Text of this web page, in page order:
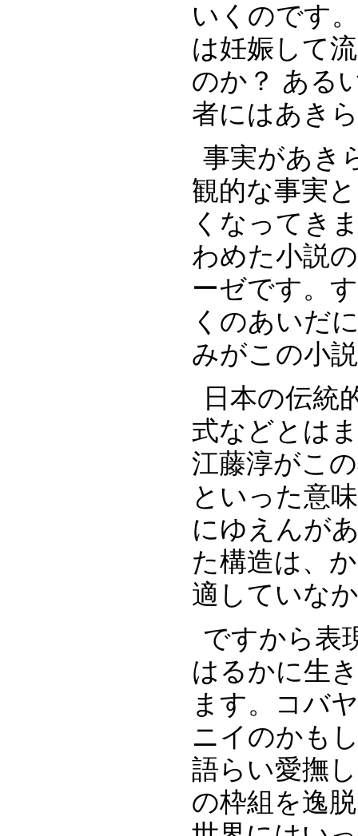
いくのです
は妊娠して
のか？ ある
者にはあき
事実があき
観的な事実
くなってき
わめた小説
ーゼです。
くのあいだ
みがこの小
日本の伝統
式などとは
江藤淳がこ
といった意
にゆえんが
た構造は、
適していな
ですから表
はるかに生
ます。コバ
ニイのかも
語らい愛撫
の枠組を逸